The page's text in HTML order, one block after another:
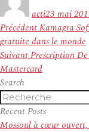
actile
23 mai
Navigation
de
l’article
PrécédentArticle
précédent :
Kamagra
gratuite dans le monde
SuivantArticle
suivant :
Prescription
Mastercard
Search
Recherche
pour
:
Recent Posts
Mossoul à cœur